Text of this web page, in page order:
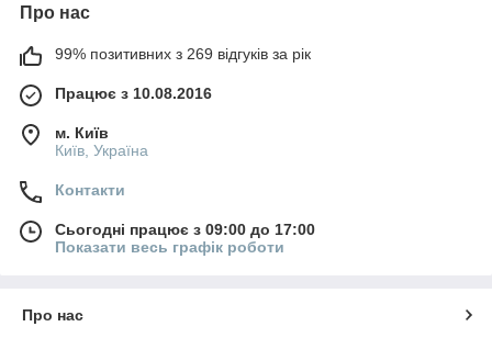
Про нас
99% позитивних з 269 відгуків за рік
Працює з 10.08.2016
м. Київ
Київ, Україна
Контакти
Сьогодні працює з 09:00 до 17:00
Показати весь графік роботи
Про нас